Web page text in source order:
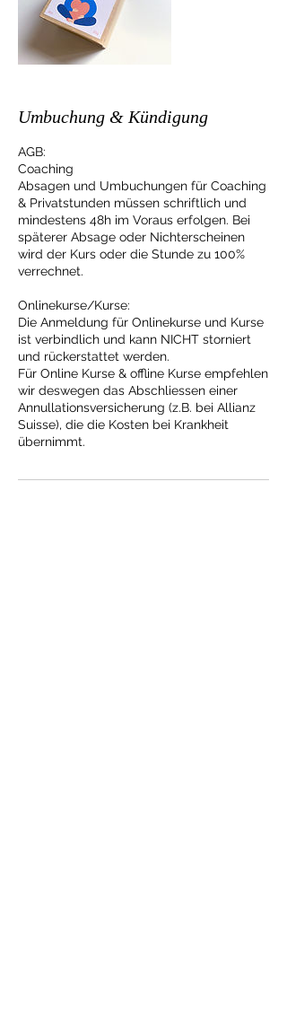
Umbuchung & Kündigung
AGB:
Coaching
Absagen und Umbuchungen für Coaching
& Privatstunden müssen schriftlich und
mindestens 48h im Voraus erfolgen. Bei
späterer Absage oder Nichterscheinen
wird der Kurs oder die Stunde zu 100%
verrechnet.
Onlinekurse/Kurse:
Die Anmeldung für Onlinekurse und Kurse
ist verbindlich und kann NICHT storniert
und rückerstattet werden.
Für Online Kurse & offline Kurse empfehlen
wir deswegen das Abschliessen einer
Annullationsversicherung (z.B. bei Allianz
Suisse), die die Kosten bei Krankheit
übernimmt.